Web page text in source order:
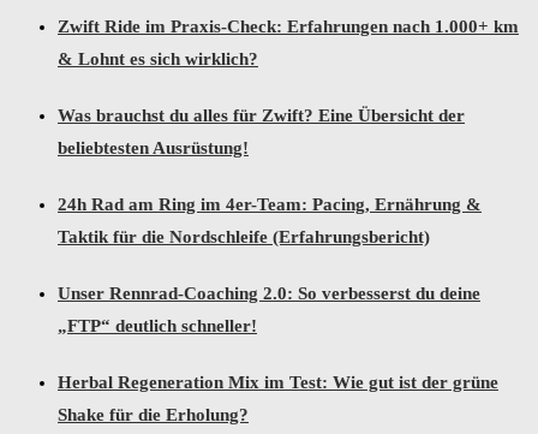
Zwift Ride im Praxis-Check: Erfahrungen nach 1.000+ km
& Lohnt es sich wirklich?
Was brauchst du alles für Zwift? Eine Übersicht der
beliebtesten Ausrüstung!
24h Rad am Ring im 4er-Team: Pacing, Ernährung &
Taktik für die Nordschleife (Erfahrungsbericht)
Unser Rennrad-Coaching 2.0: So verbesserst du deine
„FTP“ deutlich schneller!
Herbal Regeneration Mix im Test: Wie gut ist der grüne
Shake für die Erholung?